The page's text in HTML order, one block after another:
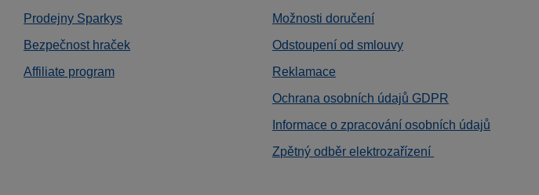
Prodejny Sparkys
Bezpečnost hraček
Affiliate program
Možnosti doručení
Odstoupení od smlouvy
Reklamace
Ochrana osobních údajů GDPR
Informace o zpracování osobních údajů
Zpětný odběr elektrozařízení